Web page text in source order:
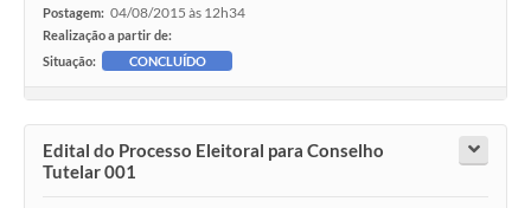
Postagem: 04/08/2015 às 12h34
Realização a partir de:
Situação:
CONCLUÍDO
Edital do Processo Eleitoral para Conselho
Tutelar 001